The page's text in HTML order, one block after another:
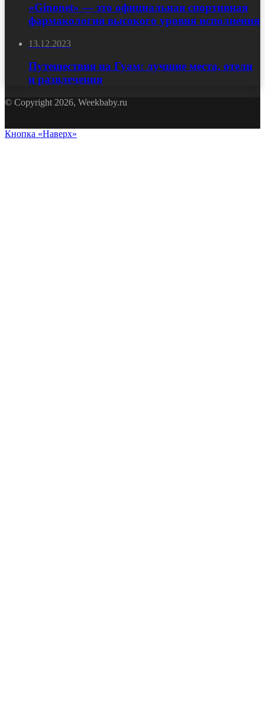
«Ginonet» — это официальная спортивная
фармакология высокого уровня исполнения
13.12.2023
Путешествия на Гуам: лучшие места, отели
и развлечения
© Copyright 2026, Weekbaby.ru
Кнопка «Наверх»